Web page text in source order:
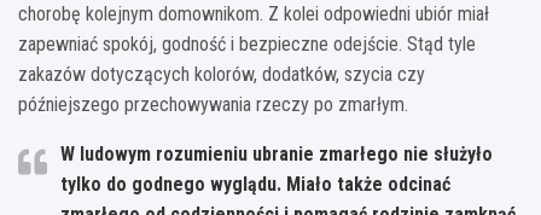
chorobę kolejnym domownikom. Z kolei odpowiedni ubiór miał
zapewniać spokój, godność i bezpieczne odejście. Stąd tyle
zakazów dotyczących kolorów, dodatków, szycia czy
późniejszego przechowywania rzeczy po zmarłym.
W ludowym rozumieniu ubranie zmarłego nie służyło
tylko do godnego wyglądu. Miało także odcinać